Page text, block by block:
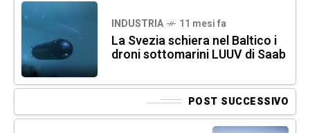
INDUSTRIA 11 mesi fa
La Svezia schiera nel Baltico i
droni sottomarini LUUV di Saab
POST SUCCESSIVO